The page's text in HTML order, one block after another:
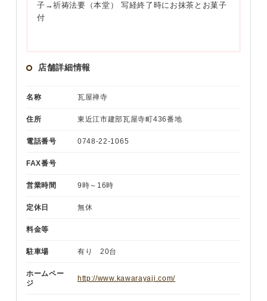
子→祈祷法要（本堂） 写経終了時にお抹茶とお菓子
付
店舗詳細情報
名称 瓦屋禅寺
住所 東近江市建部瓦屋寺町436番地
電話番号 0748-22-1065
FAX番号
営業時間 9時～16時
定休日 無休
料金等
駐車場 有り 20台
ホームペー
ジ
http://www.kawarayaji.com/